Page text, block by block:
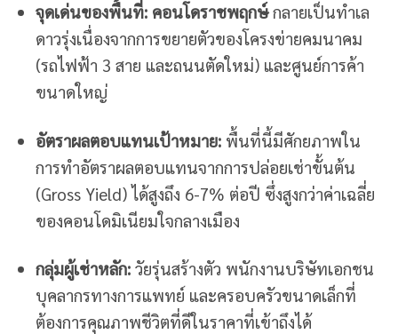
จุดเด่นของพื้นที่: คอนโดราชพฤกษ์กลายเป็นทำเล
ดาวรุ่งเนื่องจากการขยายตัวของโครงข่ายคมนาคม
(รถไฟฟ้า 3 สาย และถนนตัดใหม่) และศูนย์การค้า
ขนาดใหญ่
อัตราผลตอบแทนเป้าหมาย:พื้นที่นี้มีศักยภาพใน
การทำอัตราผลตอบแทนจากการปล่อยเช่าขั้นต้น
(Gross Yield) ได้สูงถึง 6-7% ต่อปี ซึ่งสูงกว่าค่าเฉลี่ย
ของคอนโดมิเนียมใจกลางเมือง
กลุ่มผู้เช่าหลัก:วัยรุ่นสร้างตัว พนักงานบริษัทเอกชน
บุคลากรทางการแพทย์ และครอบครัวขนาดเล็กที่
ต้องการคุณภาพชีวิตที่ดีในราคาที่เข้าถึงได้